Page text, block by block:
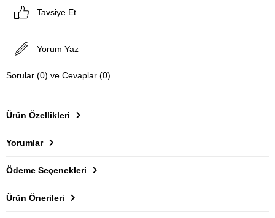
Tavsiye Et
Yorum Yaz
Sorular (0) ve Cevaplar (0)
Ürün Özellikleri
Yorumlar
Ödeme Seçenekleri
Ürün Önerileri